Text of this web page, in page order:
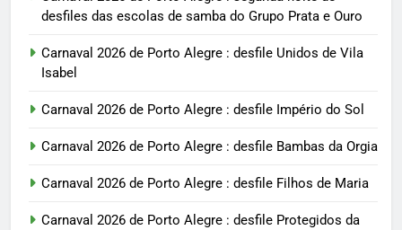
desfiles das escolas de samba do Grupo Prata e Ouro
Carnaval 2026 de Porto Alegre : desfile Unidos de Vila
Isabel
Carnaval 2026 de Porto Alegre : desfile Império do Sol
Carnaval 2026 de Porto Alegre : desfile Bambas da Orgia
Carnaval 2026 de Porto Alegre : desfile Filhos de Maria
Carnaval 2026 de Porto Alegre : desfile Protegidos da